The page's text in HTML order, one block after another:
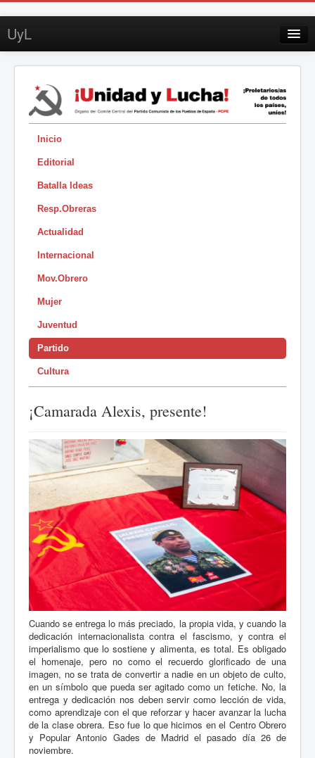
UyL
Suscripción
Sobre UyL
Edición impresa
Buscar
Inicio
Editorial
Batalla Ideas
Resp.Obreras
Actualidad
Internacional
Mov.Obrero
Mujer
Juventud
Partido
Cultura
¡Camarada Alexis, presente!
Cuando se entrega lo más preciado, la propia vida, y cuando la
dedicación internacionalista contra el fascismo, y contra el
imperialismo que lo sostiene y alimenta, es total. Es obligado
el homenaje, pero no como el recuerdo glorificado de una
imagen, no se trata de convertir a nadie en un objeto de culto,
en un símbolo que pueda ser agitado como un fetiche. No, la
entrega y dedicación nos deben servir como lección de vida,
como aprendizaje con el que reforzar y hacer avanzar la lucha
de la clase obrera. Eso fue lo que hicimos en el Centro Obrero
y Popular Antonio Gades de Madrid el pasado día 26 de
noviembre.